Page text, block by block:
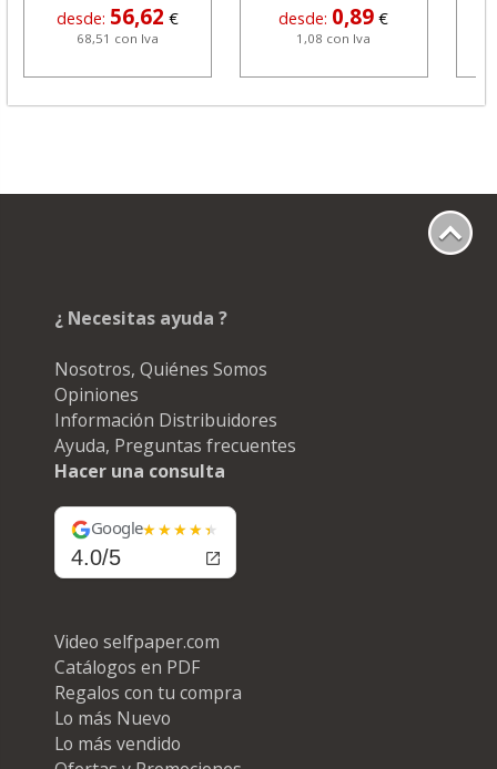
desde: 56,62 €
68,51 con Iva
desde: 0,89 €
1,08 con Iva
¿ Necesitas ayuda ?
Nosotros, Quiénes Somos
Opiniones
Información Distribuidores
Ayuda, Preguntas frecuentes
Hacer una consulta
Google
4.0/5
Video selfpaper.com
Catálogos en PDF
Regalos con tu compra
Lo más Nuevo
Lo más vendido